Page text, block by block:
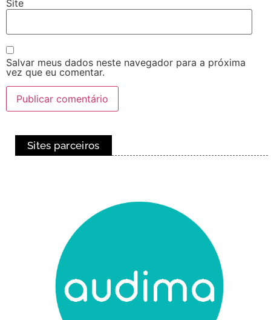
Site
Salvar meus dados neste navegador para a próxima
vez que eu comentar.
Sites parceiros